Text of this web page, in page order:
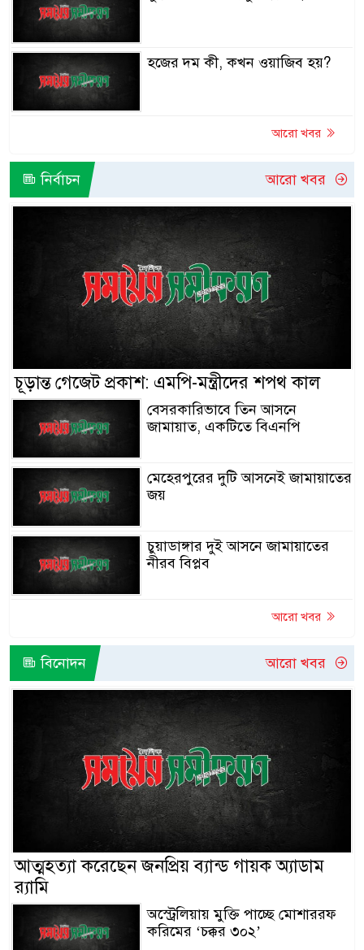
হজের দম কী, কখন ওয়াজিব হয়?
আরো খবর
নির্বাচন আরো খবর
চূড়ান্ত গেজেট প্রকাশ: এমপি-মন্ত্রীদের শপথ কাল
বেসরকারিভাবে তিন আসনে
জামায়াত, একটিতে বিএনপি
মেহেরপুরের দুটি আসনেই জামায়াতের
জয়
চুয়াডাঙ্গার দুই আসনে জামায়াতের
নীরব বিপ্লব
আরো খবর
বিনোদন আরো খবর
আত্মহত্যা করেছেন জনপ্রিয় ব্যান্ড গায়ক অ্যাডাম
র‌্যামি
অস্ট্রেলিয়ায় মুক্তি পাচ্ছে মোশাররফ
করিমের ‘চক্কর ৩০২’